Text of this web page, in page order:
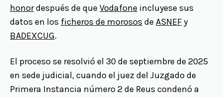
honordespués de que Vodafone incluyese sus
datos en los ficheros de morosos de ASNEFy
BADEXCUG.
El proceso se resolvió el 30 de septiembre de 2025
en sede judicial, cuando el juez del Juzgado de
Primera Instancia número 2 de Reus condenó a